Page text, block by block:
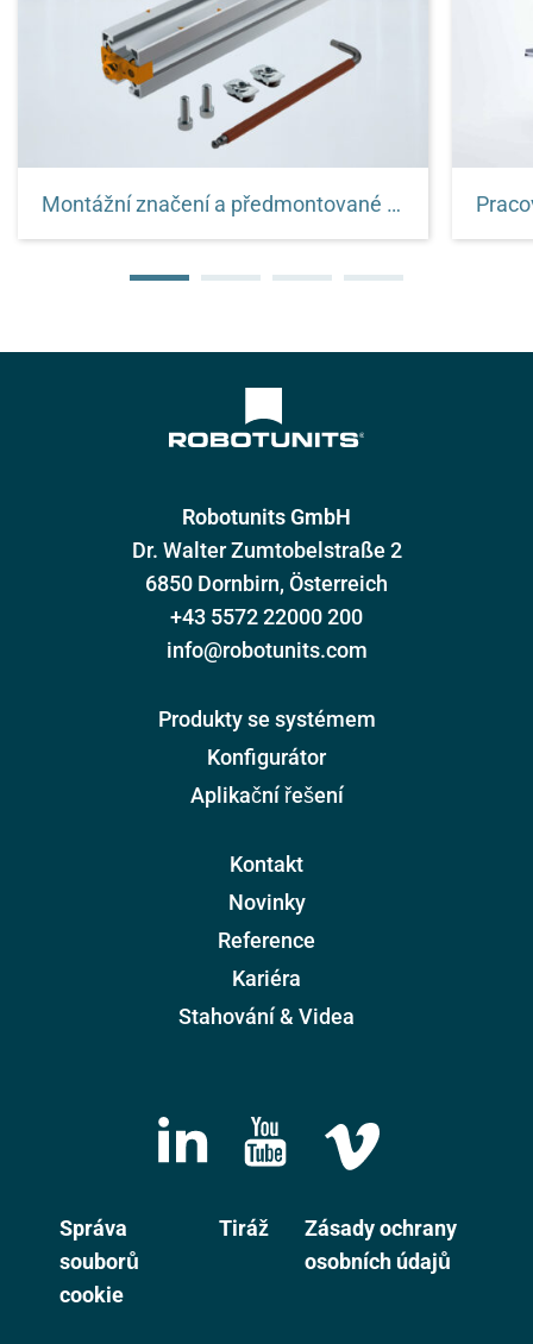
Montážní značení a předmontované konektory
merení, žádné znacení
Robotunits GmbH
Dr. Walter Zumtobelstraße 2
6850 Dornbirn, Österreich
+43 5572 22000 200
info@robotunits.com
Produkty se systémem
Konfigurátor
Aplikační řešení
Kontakt
Novinky
Reference
Kariéra
Stahování & Videa
Správa
souborů
cookie
Tiráž
Zásady ochrany
osobních údajů